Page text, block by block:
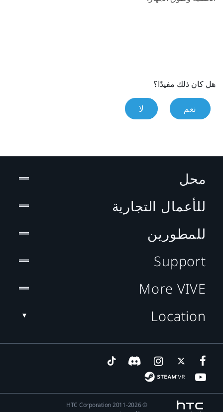
هل كان ذلك مفيدًا؟
نعم لا
محل
للأعمال التجارية
للمطورين
Support
More VIVE
Location
© 2011-2026 HTC Corporation